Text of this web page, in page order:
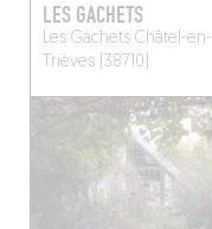
LES GACHETS
Les GachetsChâtel-en-
Trièves (38710)